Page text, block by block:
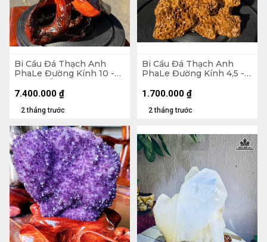
Bi Cầu Đá Thạch Anh
PhaLe Đường Kính 10 -
Ngang 30 (cm) - 1,48kg
2 tháng trước
7.400.000 ₫
Bi Cầu Đá Thạch Anh
PhaLe Đường Kính 4,5 -
2 tháng trước
1.700.000 ₫